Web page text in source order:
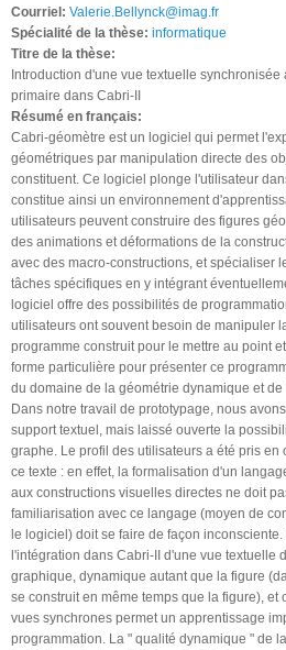
Courriel: Valerie.Bellynck@imag.fr
Spécialité de la thèse: informatique
Titre de la thèse:
Introduction d'une vue textuelle synchronisée
primaire dans Cabri-II
Résumé en français:
Cabri-géomètre est un logiciel qui permet
géométriques par manipulation directe des
constituent. Ce logiciel plonge l'utilisateur
constitue ainsi un environnement
utilisateurs peuvent construire des figures
des animations et déformations de la
avec des macro-constructions, et spécialiser
tâches spécifiques en y intégrant
logiciel offre des possibilités de
utilisateurs ont souvent besoin de manipuler
programme construit pour le mettre au point
forme particulière pour présenter ce
du domaine de la géométrie dynamique et
Dans notre travail de prototypage, nous
support textuel, mais laissé ouverte la
graphe. Le profil des utilisateurs a été pris en
ce texte : en effet, la formalisation d'un
aux constructions visuelles directes ne doit
familiarisation avec ce langage (moyen de
le logiciel) doit se faire de façon
l'intégration dans Cabri-II d'une vue textuelle
graphique, dynamique autant que la figure
se construit en même temps que la figure),
vues synchrones permet un apprentissage
programmation. La " qualité dynamique " de